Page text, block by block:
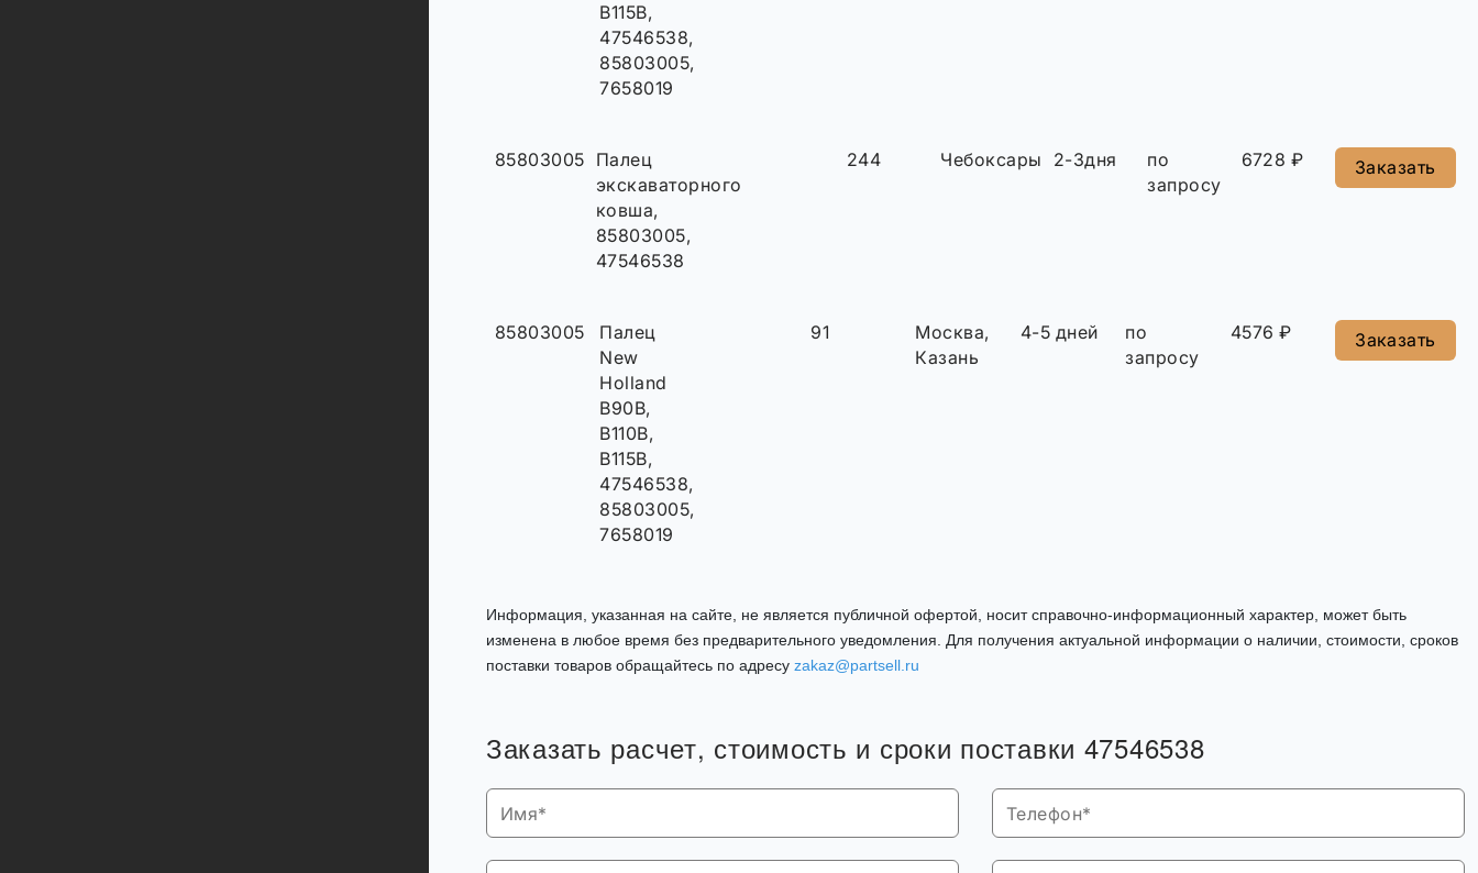
B115B,
47546538,
85803005,
7658019
85803005 Палец
экскаваторного
ковша,
85803005,
47546538
244 Чебоксары 2-3дня
по
запросу
6728 ₽ Заказать
85803005
Палец
New
Holland
B90B,
B110B,
B115B,
47546538,
85803005,
7658019
91
Москва,
Казань
4-5 дней
по
запросу
4576 ₽ Заказать
Информация, указанная на сайте, не является публичной офертой, носит справочно-информационный характер, может быть
изменена в любое время без предварительного уведомления. Для получения актуальной информации о наличии, стоимости, сроков
поставки товаров обращайтесь по адресу zakaz@partsell.ru
Заказать расчет, стоимость и сроки поставки 47546538